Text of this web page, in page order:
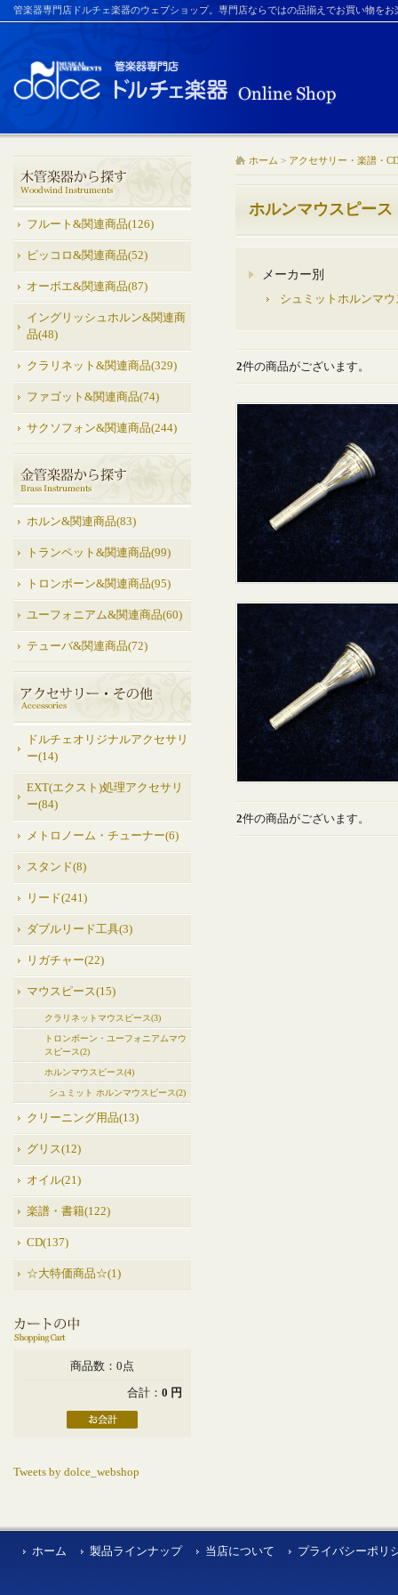
管楽器専門店ドルチェ楽器のウェブショップ。専門店ならではの品揃えでお買い物を
フルート&関連商品(126)
ピッコロ&関連商品(52)
オーボエ&関連商品(87)
イングリッシュホルン&関連商
品(48)
クラリネット&関連商品(329)
ファゴット&関連商品(74)
サクソフォン&関連商品(244)
ホルン&関連商品(83)
トランペット&関連商品(99)
トロンボーン&関連商品(95)
ユーフォニアム&関連商品(60)
テューバ&関連商品(72)
ドルチェオリジナルアクセサリ
ー(14)
EXT(エクスト)処理アクセサリ
ー(84)
メトロノーム・チューナー(6)
スタンド(8)
リード(241)
ダブルリード工具(3)
リガチャー(22)
マウスピース(15)
クラリネットマウスピース(3)
トロンボーン・ユーフォニアムマウ
スピース(2)
ホルンマウスピース(4)
シュミット ホルンマウスピース(2)
クリーニング用品(13)
グリス(12)
オイル(21)
楽譜・書籍(122)
CD(137)
☆大特価商品☆(1)
商品数：0点
合計： 0 円
Tweets by dolce_webshop
ホーム > アクセサリー・楽譜・
ホルンマウスピース
メーカー別
シュミットホルンマ
2件の商品がございます。
2件の商品がございます。
ホーム 製品ラインナップ 当店について プライバシーポリ